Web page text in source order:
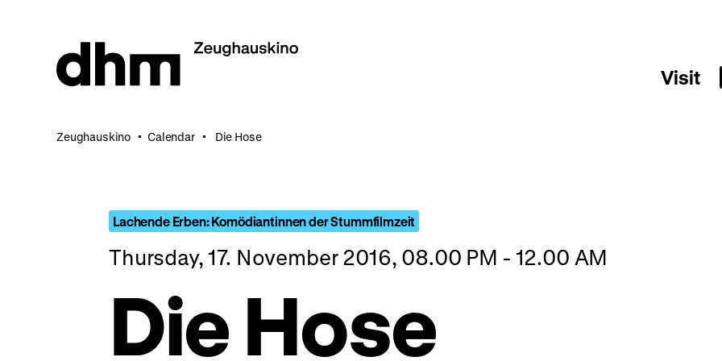
Visit
Zeughauskino Calendar Die Hose
Lachende Erben: Komödiantinnen der Stummfilmzeit
Thursday, 17. November 2016, 08.00 PM - 12.00 AM
Die Hose